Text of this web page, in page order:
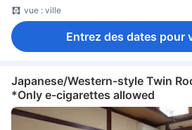
vue : ville
Entrez des dates pour
Japanese/Western-style Twin
*Only e-cigarettes allowed